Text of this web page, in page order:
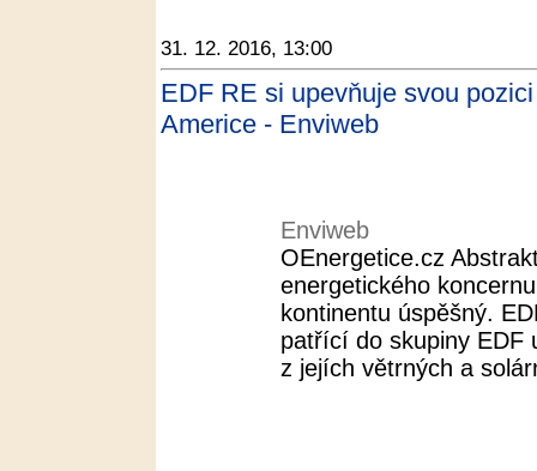
31. 12. 2016, 13:00
EDF RE si upevňuje svou
Americe - Enviweb
Enviweb
OEnergetice.cz
energetického
kontinentu úspěšný.
patřící do skupiny EDF
z jejích větrných a